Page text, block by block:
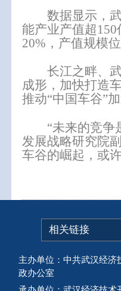
数据显示，
能产业产值超
20%，产值规模
长江之畔、
成形，加快打造
推动“中国车谷”
“未来的竞争
发展战略研究院
车谷的崛起，或
相关链接
主办单位：中共武汉经济
政办公室